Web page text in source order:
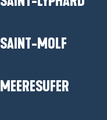
SAINT-MOLF
MEERESUFER